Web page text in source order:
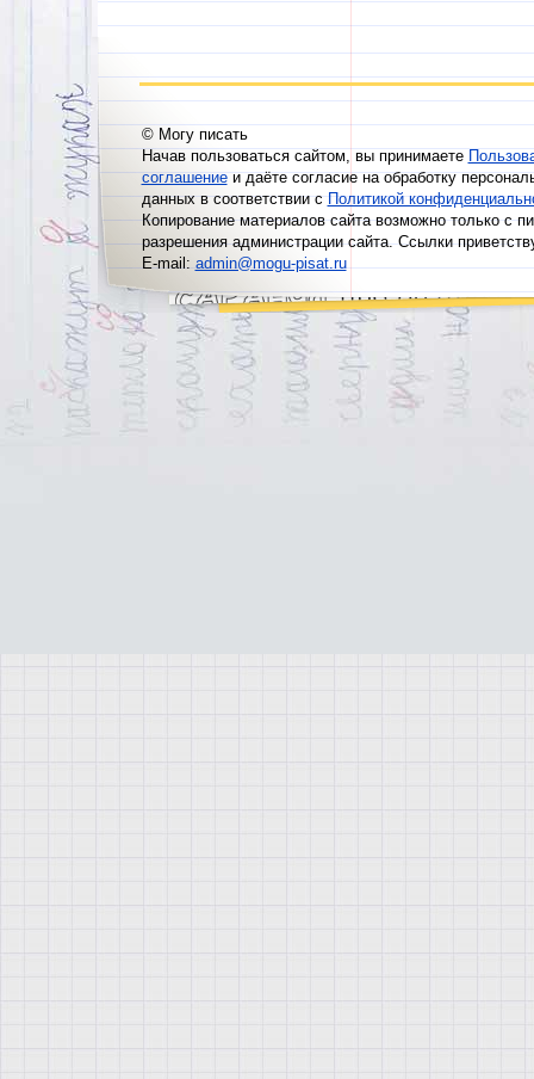
© Могу писать
Начав пользоваться сайтом, вы принимаете
соглашениеи даёте согласие на обработку
данных в соответствии сПолитикой
Копирование материалов сайта возможно только с
разрешения администрации сайта. Ссылки
E-mail:admin@mogu-pisat.ru